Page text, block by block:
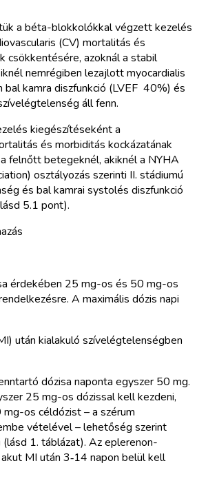
a béta-blokkolókkal végzett kezelés
(CV) mortalitás és
csökkentésére, azoknál a stabil
nemrégiben lezajlott myocardialis
kamra diszfunkció (LVEF 40%) és
áll fenn.
kiegészítéseként a
és morbiditás kockázatának
felnőtt betegeknél, akiknél a NYHA
osztályozás szerinti II. stádiumú
és bal kamrai systolés diszfunkció
5.1 pont).
érdekében 25 mg-os és 50 mg-os
A maximális dózis napi
után kialakuló szívelégtelenségben
dózisa naponta egyszer 50 mg.
25 mg-os dózissal kell kezdeni,
os céldózist – a szérum
vételével – lehetőség szerint
1. táblázat). Az eplerenon-
MI után 3‑14 napon belül kell